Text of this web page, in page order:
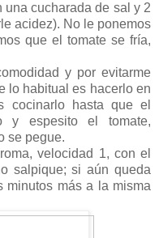
una cucharada de sal y 2
acidez). No le ponemos
que el tomate se fría,
y por evitarme
lo habitual es hacerlo en
cocinarlo hasta que el
y espesito el tomate,
se pegue.
velocidad 1, con el
salpique; si aún queda
minutos más a la misma